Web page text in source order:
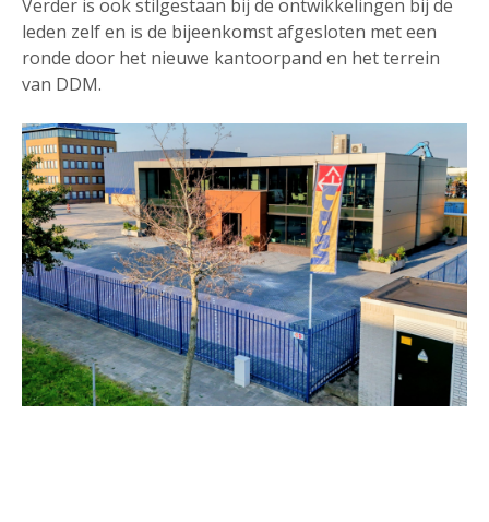
Verder is ook stilgestaan bij de ontwikkelingen bij de
leden zelf en is de bijeenkomst afgesloten met een
ronde door het nieuwe kantoorpand en het terrein
van DDM.